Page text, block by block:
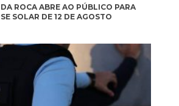
ROCA ABRE AO PÚBLICO PARA
SOLAR DE 12 DE AGOSTO